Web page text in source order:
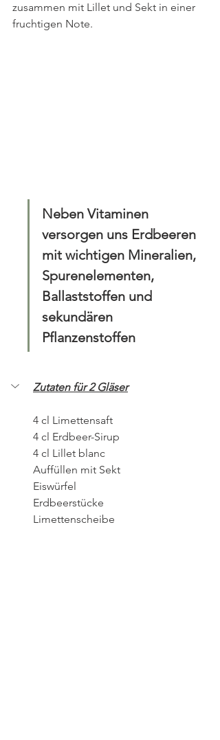
zusammen mit Lillet und Sekt in einer
fruchtigen Note.
Neben Vitaminen
versorgen uns Erdbeeren
mit wichtigen Mineralien,
Spurenelementen,
Ballaststoffen und
sekundären
Pflanzenstoffen
Zutaten für 2 Gläser
4 cl Limettensaft
4 cl Erdbeer-Sirup
4 cl Lillet blanc
Auffüllen mit Sekt
Eiswürfel
Erdbeerstücke
Limettenscheibe